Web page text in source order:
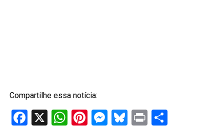
Compartilhe essa notícia:
Facebook
X WhatsApp
Pinterest
Messenger
Bluesky
Print